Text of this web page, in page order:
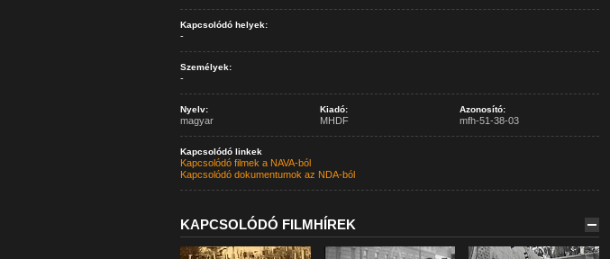
Kapcsolódó helyek:
-
Személyek:
-
Nyelv:
magyar
Kiadó:
MHDF
Azonosító:
mfh-51-38-03
Kapcsolódó linkek
Kapcsolódó filmek a NAVA-ból
Kapcsolódó dokumentumok az NDA-ból
KAPCSOLÓDÓ FILMHÍREK